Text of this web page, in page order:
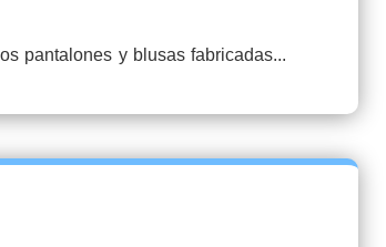
pantalones y blusas fabricadas...